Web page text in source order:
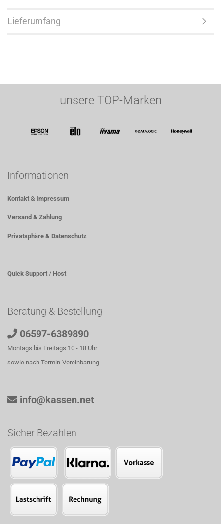
Lieferumfang
unsere TOP-Marken
Informationen
Kontakt & Impressum
Versand & Zahlung
Privatsphäre & Datenschutz
Quick Support / Host
Beratung & Bestellung
06597-6389890
Montags bis Freitags 10 - 18 Uhr
sowie nach Termin-Vereinbarung
info@kassen.net
Sicher Bezahlen